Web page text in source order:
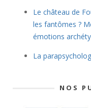
Le château de
les fantômes ?
émotions
La
NOS